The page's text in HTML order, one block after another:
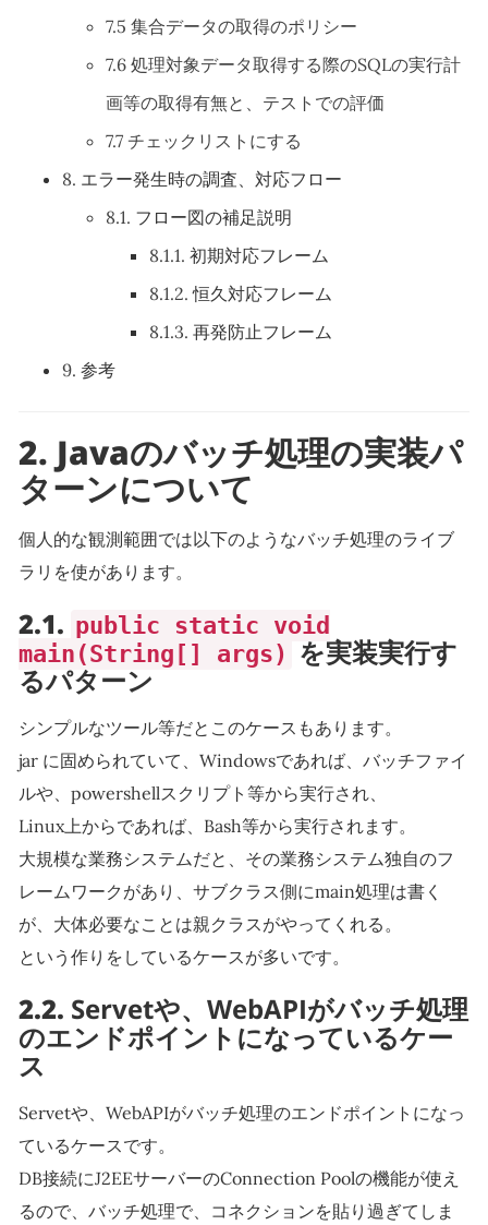
7.5 集合データの取得のポリシー
7.6 処理対象データ取得する際のSQLの実行計
画等の取得有無と、テストでの評価
7.7 チェックリストにする
8. エラー発生時の調査、対応フロー
8.1. フロー図の補足説明
8.1.1. 初期対応フレーム
8.1.2.恒久対応フレーム
8.1.3. 再発防止フレーム
9. 参考
2. Javaのバッチ処理の実装パ
ターンについて
個人的な観測範囲では以下のようなバッチ処理のライブ
ラリを使があります。
2.1. public static void
main(String[] args)
を実装実行す
るパターン
シンプルなツール等だとこのケースもあります。
jar に固められていて、Windowsであれば、バッチファイ
ルや、powershellスクリプト等から実行され、
Linux上からであれば、Bash等から実行されます。
大規模な業務システムだと、その業務システム独自のフ
レームワークがあり、サブクラス側にmain処理は書く
が、大体必要なことは親クラスがやってくれる。
という作りをしているケースが多いです。
2.2. Servetや、WebAPIがバッチ処理
のエンドポイントになっているケー
ス
Servetや、WebAPIがバッチ処理のエンドポイントになっ
ているケースです。
DB接続にJ2EEサーバーのConnection Poolの機能が使え
るので、バッチ処理で、コネクションを貼り過ぎてしま